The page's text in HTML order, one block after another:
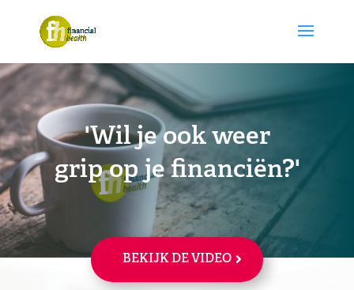
'Wil je ook weer
grip op je financiën?'
BEKIJK DE VIDEO